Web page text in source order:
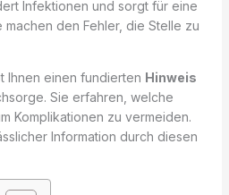
Infektionen und sorgt für eine
den Fehler, die Stelle zu
Ihnen einen fundierten Hinweis
Sie erfahren, welche
Komplikationen zu vermeiden.
Information durch diesen